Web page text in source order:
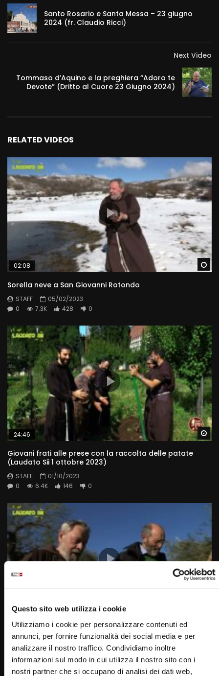
Questo sito web utilizza i cookie
Utilizziamo i cookie per personalizzare contenuti ed
annunci, per fornire funzionalità dei social media e per
analizzare il nostro traffico. Condividiamo inoltre
informazioni sul modo in cui utilizza il nostro sito con i
nostri partner che si occupano di analisi dei dati web,
Santo Rosario e Santa Messa – 23 giugno
2024 (fr. Claudio Ricci)
Next Video
Tommaso d’Aquino e la preghiera “Adoro te
Devote” (Dritto al Cuore 23 Giugno 2024)
RELATED VIDEOS
02:08
Sorella neve a San Giovanni Rotondo
STAFF
05/02/2023
0
7.3K 428 0
24:46
Giovani frati alle prese con la raccolta delle patate
(Laudato Sii 1 ottobre 2023)
STAFF
01/10/2023
0
6.4K 146 0
25:27
La domenica delle palme – dall’albero ai frutti
(LAUDATOSII 2 aprile 2023)
STAFF
02/04/2023
0
4.8K 2 0